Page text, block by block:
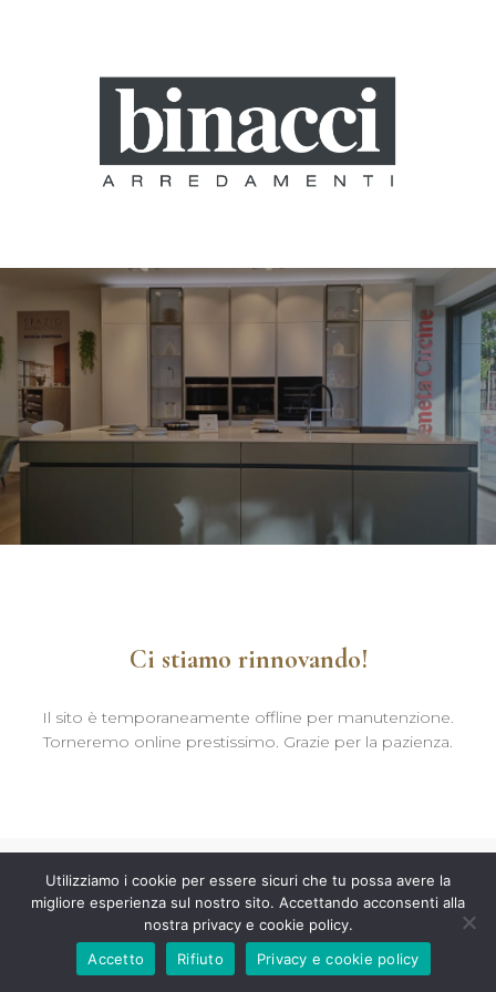
Ci stiamo rinnovando!
Il sito è temporaneamente offline per manutenzione.
Torneremo online prestissimo. Grazie per la pazienza.
Utilizziamo i cookie per essere sicuri che tu possa avere la
migliore esperienza sul nostro sito. Accettando acconsenti alla
nostra privacy e cookie policy.
Accetto
Rifiuto Privacy e cookie policy